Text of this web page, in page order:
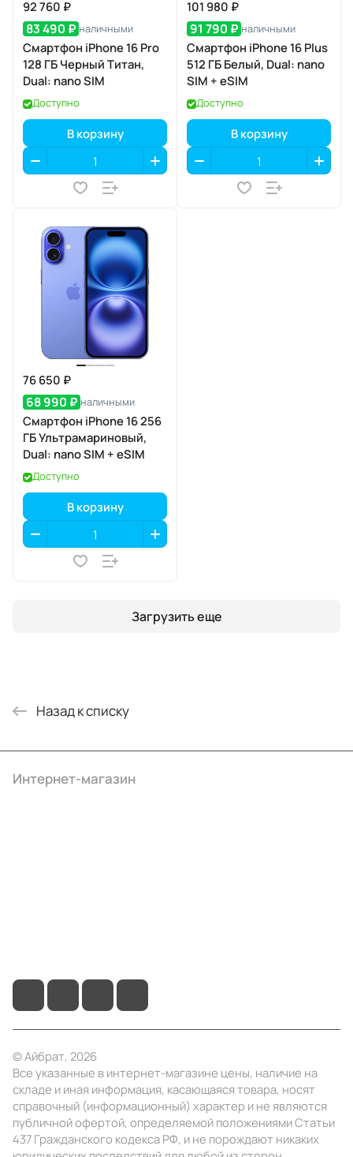
92 760 ₽
83 490 ₽ наличными
Смартфон iPhone 16 Pro
128 ГБ Черный Титан,
Dual: nano SIM
Доступно
В корзину
101 980 ₽
91 790 ₽ наличными
Смартфон iPhone 16 Plus
512 ГБ Белый, Dual: nano
SIM + eSIM
Доступно
В корзину
76 650 ₽
68 990 ₽ наличными
Смартфон iPhone 16 256
ГБ Ультрамариновый,
Dual: nano SIM + eSIM
Доступно
В корзину
Загрузить еще
Назад к списку
Интернет-магазин
© Айбрат, 2026
Все указанные в интернет-магазине цены, наличие на
складе и иная информация, касающаяся товара, носят
справочный (информационный) характер и не являются
публичной офертой, определяемой положениями Статьи
437 Гражданского кодекса РФ, и не порождают никаких